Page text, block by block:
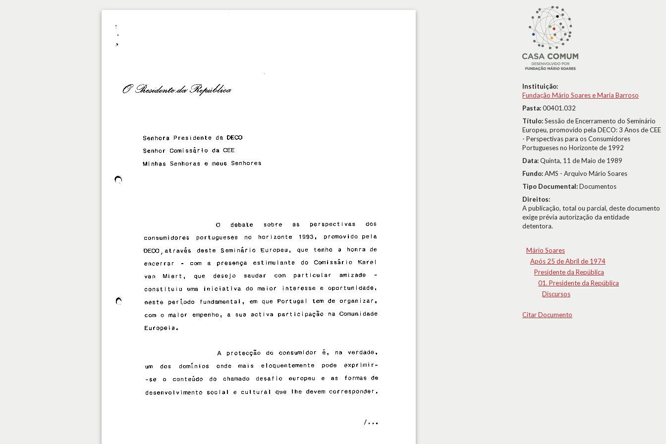
Instituição:
Fundação Mário Soares e Maria Barroso
Pasta:00401.032
Título:Sessão de Encerramento do Seminário
Europeu, promovido pela DECO: 3 Anos de CEE
- Perspectivas para os Consumidores
Portugueses no Horizonte de 1992
Data:Quinta, 11 de Maio de 1989
Fundo:AMS - Arquivo Mário Soares
Tipo Documental:Documentos
Direitos:
A publicação, total ou parcial, deste documento
exige prévia autorização da entidade
detentora.
Mário Soares
Após 25 de Abril de 1974
Presidente da República
01. Presidente da República
Discursos
Citar Documento